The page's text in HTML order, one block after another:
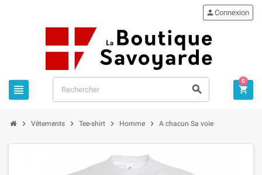
 
Connexion

0
 Vêtements  Tee-shirt  Homme  A chacun Sa voie